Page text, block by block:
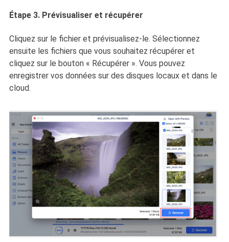
Étape 3. Prévisualiser et récupérer
Cliquez sur le fichier et prévisualisez-le. Sélectionnez
ensuite les fichiers que vous souhaitez récupérer et
cliquez sur le bouton « Récupérer ». Vous pouvez
enregistrer vos données sur des disques locaux et dans le
cloud.